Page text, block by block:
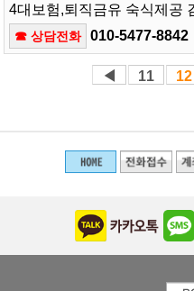
4대보험,퇴직금유 숙식제공
☎ 상담전화 010-5477-8842
◀ 11 12